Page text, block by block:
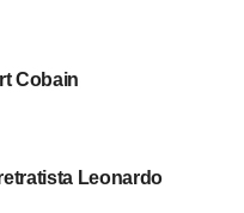
enviados por
reafirmando el cariño y
con su inolvidable
que si vos querés,
Cobain
Leonardo